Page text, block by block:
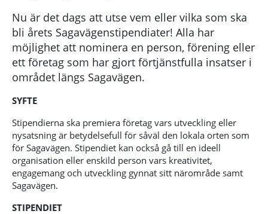
Nu är det dags att utse vem eller vilka som ska
bli årets Sagavägenstipendiater! Alla har
möjlighet att nominera en person, förening eller
ett företag som har gjort förtjänstfulla insatser i
området längs Sagavägen.
SYFTE
Stipendierna ska premiera företag vars utveckling eller
nysatsning är betydelsefull för såväl den lokala orten som
för Sagavägen. Stipendiet kan också gå till en ideell
organisation eller enskild person vars kreativitet,
engagemang och utveckling gynnat sitt närområde samt
Sagavägen.
STIPENDIET